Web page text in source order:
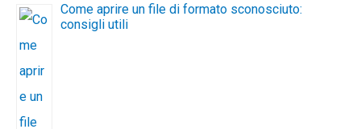
Come aprire un file di formato sconosciuto:
consigli utili